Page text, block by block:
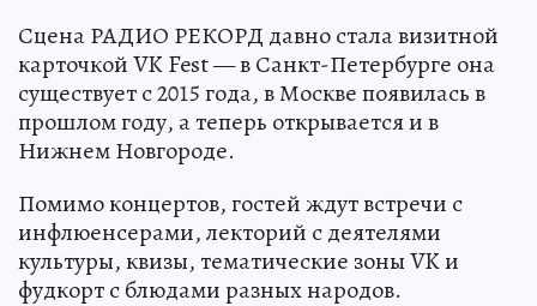
Сцена РАДИО РЕКОРД давно стала визитной
карточкой VK Fest — в Санкт-Петербурге она
существует с 2015 года, в Москве появилась в
прошлом году, а теперь открывается и в
Нижнем Новгороде.
Помимо концертов, гостей ждут встречи с
инфлюенсерами, лекторий с деятелями
культуры, квизы, тематические зоны VK и
фудкорт с блюдами разных народов.